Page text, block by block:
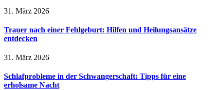
31. März 2026
Trauer nach einer Fehlgeburt: Hilfen und Heilungsansätze
entdecken
31. März 2026
Schlafprobleme in der Schwangerschaft: Tipps für eine
erholsame Nacht